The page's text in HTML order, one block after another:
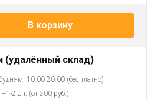
В корзину
(удалённый склад)
10:00-20:00 (бесплатно)
2 дн. (от 200 руб.)